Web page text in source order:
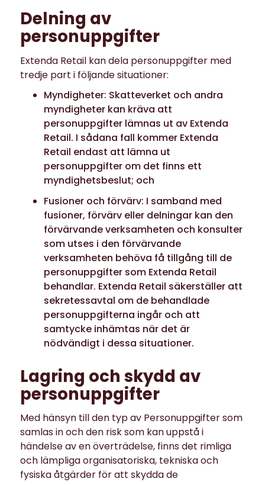
Delning av
personuppgifter
Extenda Retail kan dela personuppgifter med
tredje part i följande situationer:
Myndigheter: Skatteverket och andra
myndigheter kan kräva att
personuppgifter lämnas ut av Extenda
Retail. I sådana fall kommer Extenda
Retail endast att lämna ut
personuppgifter om det finns ett
myndighetsbeslut; och
Fusioner och förvärv: I samband med
fusioner, förvärv eller delningar kan den
förvärvande verksamheten och konsulter
som utses i den förvärvande
verksamheten behöva få tillgång till de
personuppgifter som Extenda Retail
behandlar. Extenda Retail säkerställer att
sekretessavtal om de behandlade
personuppgifterna ingår och att
samtycke inhämtas när det är
nödvändigt i dessa situationer.
Lagring och skydd av
personuppgifter
Med hänsyn till den typ av Personuppgifter som
samlas in och den risk som kan uppstå i
händelse av en överträdelse, finns det rimliga
och lämpliga organisatoriska, tekniska och
fysiska åtgärder för att skydda de